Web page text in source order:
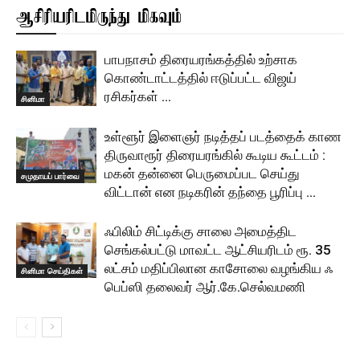
ஆசிரியரிடமிருந்து மிகவும்
சினிமா
பாபநாசம் திரையரங்கத்தில் உற்சாக
கொண்டாட்டத்தில் ஈடுப்பட்ட விஜய்
ரசிகர்கள் …
சமுதாயப் பார்வை
உள்ளூர் இளைஞர் நடித்தப் படத்தைக் காண
திருவாரூர் திரையரங்கில் கூடிய கூட்டம் :
மகன் தன்னை பெருமைப்பட செய்து
விட்டான் என நடிகரின் தந்தை பூரிப்பு …
சினிமா செய்திகள்
ஃபிலிம் சிட்டிக்கு சாலை அமைத்திட
செங்கல்பட்டு மாவட்ட ஆட்சியரிடம் ரூ. 35
லட்சம் மதிப்பிலான காசோலை வழங்கிய ஃ
பெப்ஸி தலைவர் ஆர்.கே.செல்வமணி